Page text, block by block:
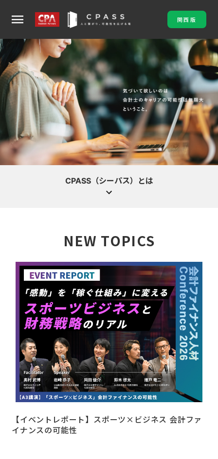
menu 関西版
CPASS（シーパス）とは
詳しく見る
NEW TOPICS
【イベントレポート】スポーツ×ビジネス 会計ファ
イナンスの可能性